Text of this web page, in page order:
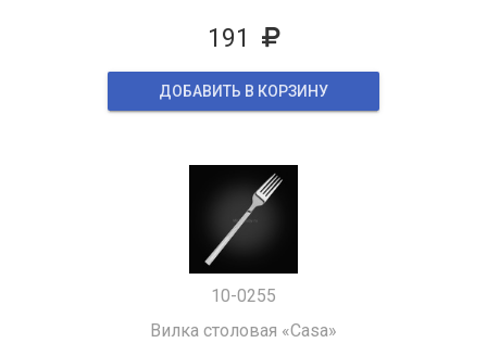
191
ДОБАВИТЬ В КОРЗИНУ
10-0255
Вилка столовая «Casa»